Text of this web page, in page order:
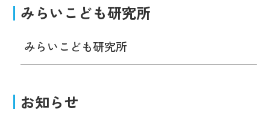
みらいこども研究所
みらいこども研究所
お知らせ